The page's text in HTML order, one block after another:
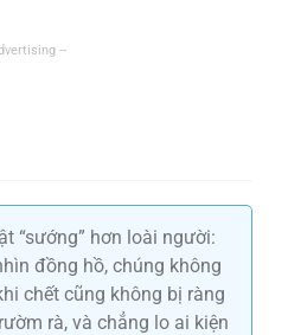
“sướng” hơn loài người:
đồng hồ, chúng không
chết cũng không bị ràng
rà, và chẳng lo ai kiện